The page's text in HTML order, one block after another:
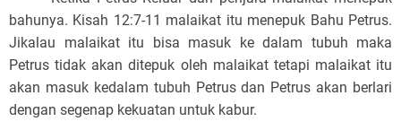
bahunya. Kisah 12:7-11 malaikat itu menepuk Bahu Petrus.
Jikalau malaikat itu bisa masuk ke dalam tubuh maka
Petrus tidak akan ditepuk oleh malaikat tetapi malaikat itu
akan masuk kedalam tubuh Petrus dan Petrus akan berlari
dengan segenap kekuatan untuk kabur.